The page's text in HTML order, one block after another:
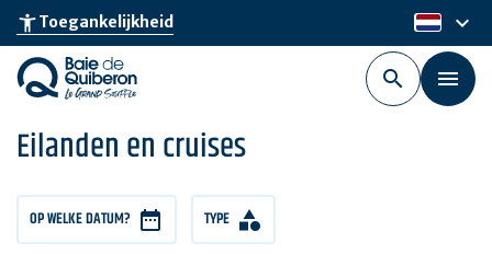
Skip
main
content
accessibility_newToegankelijkheid nl
keyboard_arrow_down
Eilanden en cruises
OP WELKE DATUM? TYPE